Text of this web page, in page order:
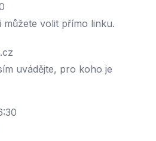
volit přímo linku.
uvádějte, pro koho je